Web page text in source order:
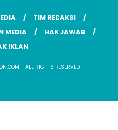
TIM REDAKSI
MEDIA
HAK JAWAB
IKLAN
- ALL RIGHTS RESERVED